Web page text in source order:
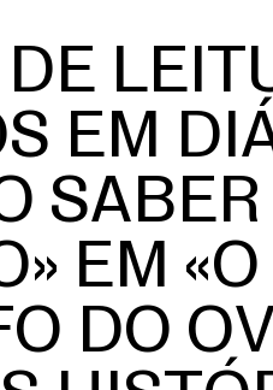
EM
EM «O
DO